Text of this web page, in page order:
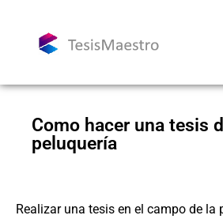
Como hacer una tesis
peluquería
Realizar una tesis en el campo de la